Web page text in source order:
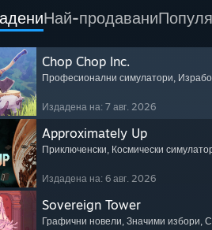
Най-продавани
Chop Chop Inc.
Професионални симулатори,
Издадена на: 7 авг. 2026
Approximately Up
Приключенски, Космически
Издадена на: 6 авг. 2026
Sovereign Tower
Графични новели, Значими избори,